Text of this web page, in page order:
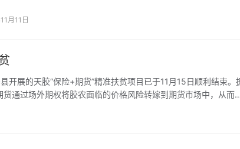
份重磅报告――美国GDP数据，预计这些因素将引发市场
月11日
展的天胶“保险+期货”精准扶贫项目已于11月15日顺利结束。
通过场外期权将胶农面临的价格风险转嫁到期货市场中，从而保